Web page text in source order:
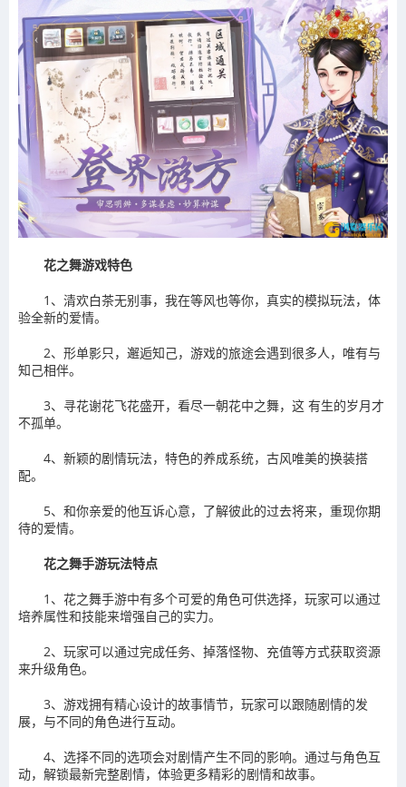
花之舞游戏特色
1、清欢白茶无别事，我在等风也等你，真实的模拟玩法，体
验全新的爱情。
2、形单影只，邂逅知己，游戏的旅途会遇到很多人，唯有与
知己相伴。
3、寻花谢花飞花盛开，看尽一朝花中之舞，这 有生的岁月才
不孤单。
4、新颖的剧情玩法，特色的养成系统，古风唯美的换装搭
配。
5、和你亲爱的他互诉心意，了解彼此的过去将来，重现你期
待的爱情。
花之舞手游玩法特点
1、花之舞手游中有多个可爱的角色可供选择，玩家可以通过
培养属性和技能来增强自己的实力。
2、玩家可以通过完成任务、掉落怪物、充值等方式获取资源
来升级角色。
3、游戏拥有精心设计的故事情节，玩家可以跟随剧情的发
展，与不同的角色进行互动。
4、选择不同的选项会对剧情产生不同的影响。通过与角色互
动，解锁最新完整剧情，体验更多精彩的剧情和故事。